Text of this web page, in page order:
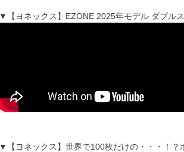
▼【ヨネックス】EZONE 2025年モデル ダブル
▼【ヨネックス】世界で100枚だけの・・・！？